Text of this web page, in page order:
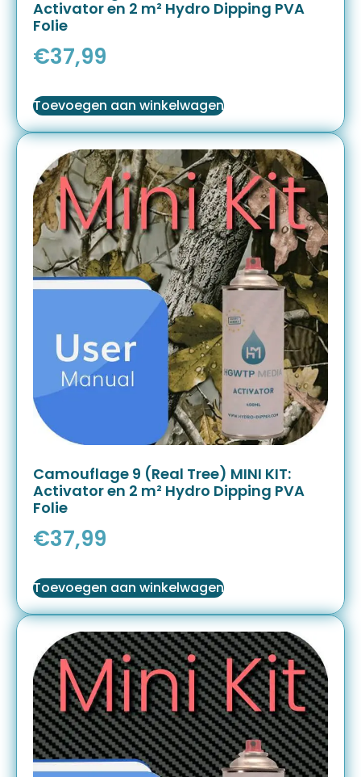
Activator en 2 m² Hydro Dipping PVA
Folie
€37,99
Toevoegen aan winkelwagen
Camouflage 9 (Real Tree) MINI KIT:
Activator en 2 m² Hydro Dipping PVA
Folie
€37,99
Toevoegen aan winkelwagen